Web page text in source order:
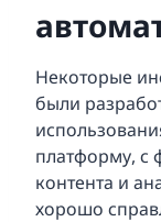
Некоторые
были
платформу, с
контента и
хорошо